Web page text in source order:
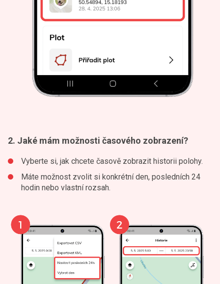
2. Jaké mám možnosti časového zobrazení?
Vyberte si, jak chcete časově zobrazit historii polohy.
Máte možnost zvolit si konkrétní den, posledních 24
hodin nebo vlastní rozsah.